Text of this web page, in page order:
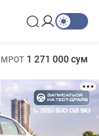
МРОТ 1 271 000 сум